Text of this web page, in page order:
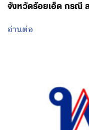
จังหวัดร้อยเอ็ด กรณี
อ่านต่อ